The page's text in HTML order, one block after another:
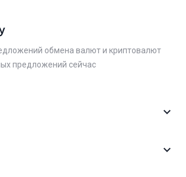
обмена валют и криптовалют
предложений сейчас